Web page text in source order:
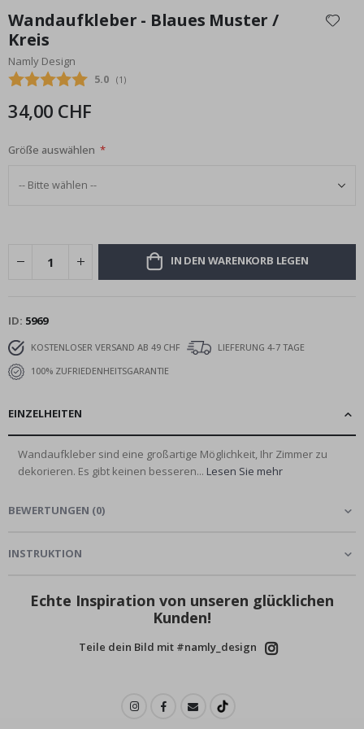
der
Bildgalerie
springen
Wandaufkleber - Blaues Muster /
Kreis
Namly Design
Durchschnittliche Bewertung:
5.0 (abgegebene bewertungen:
1 )
34,00 CHF
Größe auswählen
IN DEN WARENKORB LEGEN
ID 5969
KOSTENLOSER VERSAND AB 49 CHF
LIEFERUNG 4-7 TAGE
100% ZUFRIEDENHEITSGARANTIE
EINZELHEITEN
Wandaufkleber sind eine großartige Möglichkeit, Ihr Zimmer zu
dekorieren. Es gibt keinen besseren... Lesen Sie mehr
BEWERTUNGEN (0)
INSTRUKTION
Echte Inspiration von unseren glücklichen
Kunden!
Teile dein Bild mit #namly_design